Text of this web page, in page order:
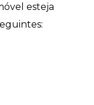
esteja